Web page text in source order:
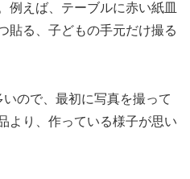
例えば、テーブルに赤い紙皿
貼る、子どもの手元だけ撮る
ので、最初に写真を撮って
より、作っている様子が思い